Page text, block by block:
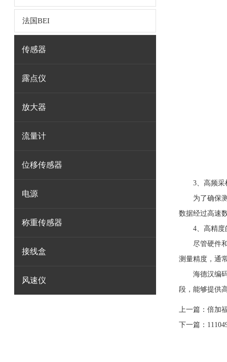
法国BEI
传感器
露点仪
放大器
流量计
位移传感器
电源
称重传感器
接线盒
风速仪
3、高频采
为了确保测
数据经过高速
4、高精度
尽管硬件和
测量精度，通
海德汉编码
段，能够提供
上一篇： 倍加
下一篇：